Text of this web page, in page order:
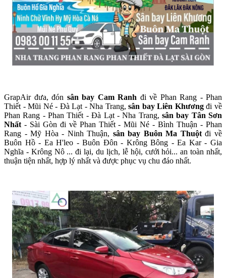
GrapAir đưa, đón sân bay Cam Ranh đi về Phan Rang - Phan
Thiết - Mũi Né - Đà Lạt - Nha Trang,sân bay Liên Khươngđi về
Phan Rang - Phan Thiết - Đà Lạt - Nha Trang, sân bay Tân Sơn
Nhất - Sài Gòn đi về Phan Thiết - Mũi Né - Bình Thuận - Phan
Rang - Mỹ Hòa - Ninh Thuận, sân bay Buôn Ma Thuộtđi về
Buôn Hồ - Ea H'leo - Buôn Đôn - Krông Bông - Ea Kar - Gia
Nghĩa - Krông Nô ... đi lại, du lịch, lễ hội, cưới hỏi... an toàn nhất,
thuận tiện nhất, hợp lý nhất và được phục vụ chu đáo nhất.